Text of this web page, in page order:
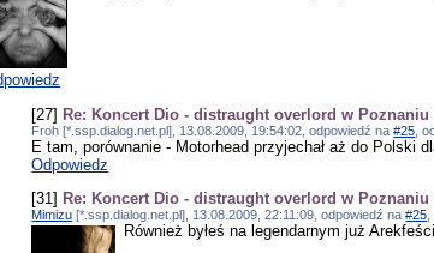
[27] Re: Koncert Dio - distraught overlord w Poznaniu
Froh [*.ssp.dialog.net.pl], 13.08.2009, 19:54:02, odpowiedź na#25 ,
E tam, porównanie - Motorhead przyjechał aż do Polski
Odpowiedz
[31] Re: Koncert Dio - distraught overlord w Poznaniu
Mimizu [*.ssp.dialog.net.pl], 13.08.2009, 22:11:09, odpowiedź na#25
Również byłeś na legendarnym już